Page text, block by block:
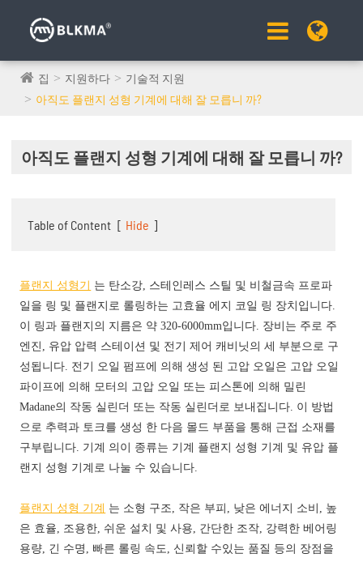
집 지원하다
기술적 지원
아직도 플랜지 성형 기계에 대해 잘 모릅니 까?
아직도 플랜지 성형 기계에 대해 잘 모릅니 까?
Table of Content [ Hide ]
플랜지 성형기
는 탄소강, 스테인레스 스틸 및 비철금속 프로파
일을 링 및 플랜지로 롤링하는 고효율 에지 코일 링 장치입니다.
이 링과 플랜지의 지름은 약 320-6000mm입니다. 장비는 주로 주
엔진, 유압 압력 스테이션 및 전기 제어 캐비닛의 세 부분으로 구
성됩니다. 전기 오일 펌프에 의해 생성 된 고압 오일은 고압 오일
파이프에 의해 모터의 고압 오일 또는 피스톤에 의해 밀린
Madane의 작동 실린더 또는 작동 실린더로 보내집니다. 이 방법
으로 추력과 토크를 생성 한 다음 몰드 부품을 통해 근접 소재를
구부립니다. 기계 의이 종류는 기계 플랜지 성형 기계 및 유압 플
랜지 성형 기계로 나눌 수 있습니다.
플랜지 성형 기계
는 소형 구조, 작은 부피, 낮은 에너지 소비, 높
은 효율, 조용한, 쉬운 설치 및 사용, 간단한 조작, 강력한 베어링
용량, 긴 수명, 빠른 롤링 속도, 신뢰할 수있는 품질 등의 장점을